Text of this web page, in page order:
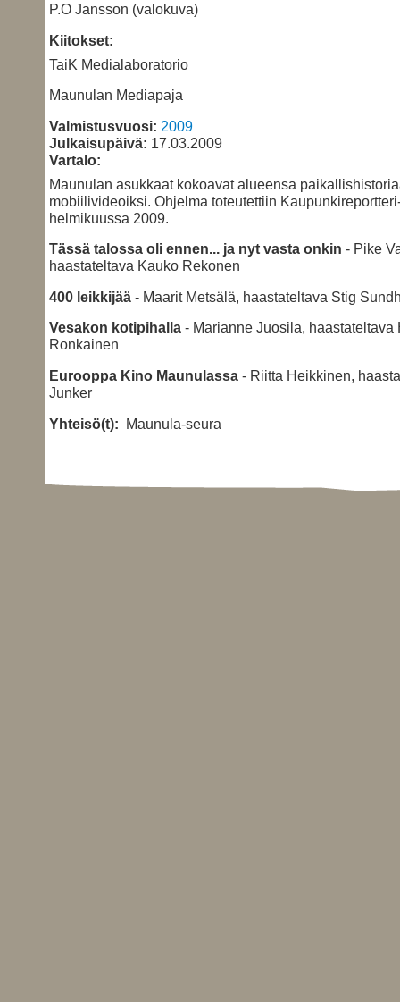
P.O Jansson (valokuva)
Kiitokset:
TaiK Medialaboratorio
Maunulan Mediapaja
Valmistusvuosi: 2009
Julkaisupäivä: 17.03.2009
Vartalo:
Maunulan asukkaat kokoavat alueensa
mobiilivideoiksi. Ohjelma toteutettiin
helmikuussa 2009.
Tässä talossa oli ennen... ja nyt vasta onkin - Pike
haastateltava Kauko Rekonen
400 leikkijää - Maarit Metsälä, haastateltava Stig
Vesakon kotipihalla - Marianne Juosila, haastateltava
Ronkainen
Eurooppa Kino Maunulassa - Riitta Heikkinen,
Junker
Yhteisö(t): Maunula-seura